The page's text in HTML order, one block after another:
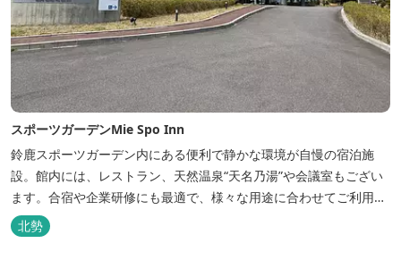
スポーツガーデンMie Spo Inn
鈴鹿スポーツガーデン内にある便利で静かな環境が自慢の宿泊施
設。館内には、レストラン、天然温泉“天名乃湯”や会議室もござい
ます。合宿や企業研修にも最適で、様々な用途に合わせてご利用頂
けます。
北勢